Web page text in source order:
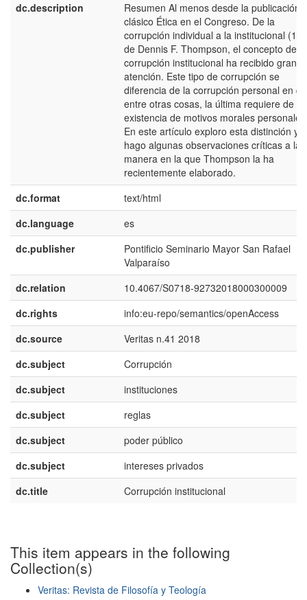
dc.description
Resumen Al menos desde la publicación
clásico Ética en el Congreso. De la
corrupción individual a la institucional
de Dennis F. Thompson, el concepto de
corrupción institucional ha recibido gran
atención. Este tipo de corrupción se
diferencia de la corrupción personal en
entre otras cosas, la última requiere de la
existencia de motivos morales
En este artículo exploro esta distinción y
hago algunas observaciones críticas a la
manera en la que Thompson la ha
recientemente elaborado.
dc.format
text/html
dc.language
es
dc.publisher
Pontificio Seminario Mayor San Rafael
Valparaíso
dc.relation
10.4067/S0718-92732018000300009
dc.rights
info:eu-repo/semantics/openAccess
dc.source
Veritas n.41 2018
dc.subject
Corrupción
dc.subject
instituciones
dc.subject
reglas
dc.subject
poder público
dc.subject
intereses privados
dc.title
Corrupción institucional
This item appears in the following
Collection(s)
Veritas: Revista de Filosofía y Teología